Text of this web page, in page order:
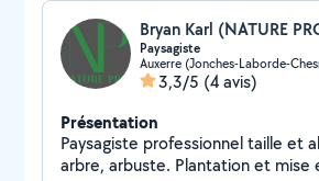
Bryan Karl (NATURE
Paysagiste
3,3/5 (4 avis)
Présentation
Paysagiste professionnel taille et
arbre, arbuste. Plantation et mise